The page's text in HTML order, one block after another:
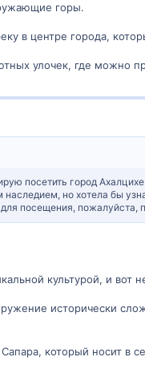
горы.
в центре города,
улочек, где можно
посетить город
но хотела бы
посещения,
культурой, и вот
исторически
который носит в